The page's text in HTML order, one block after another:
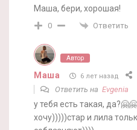
Маша, бери, хорошая!
0 Ответить
Автор
Маша 6 лет назад
Ответить на Evgenia
у тебя есть такая,
хочу)))))стар и лила